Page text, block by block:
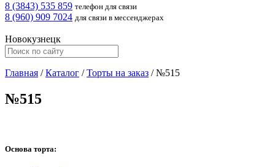
8 (3843) 535 859 телефон для связи
8 (960) 909 7024 для связи в мессенджерах
Новокузнецк
Главная /Каталог /Торты на заказ /№515
№515
Основа торта: